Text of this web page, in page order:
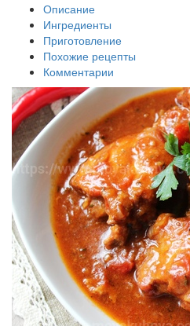
Описание
Ингредиенты
Приготовление
Похожие рецепты
Комментарии